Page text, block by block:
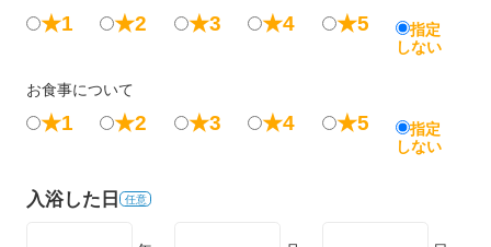
★1 ★2 ★3 ★4 ★5
指定
しない
お食事について
★1 ★2 ★3 ★4 ★5
指定
しない
入浴した日 任意